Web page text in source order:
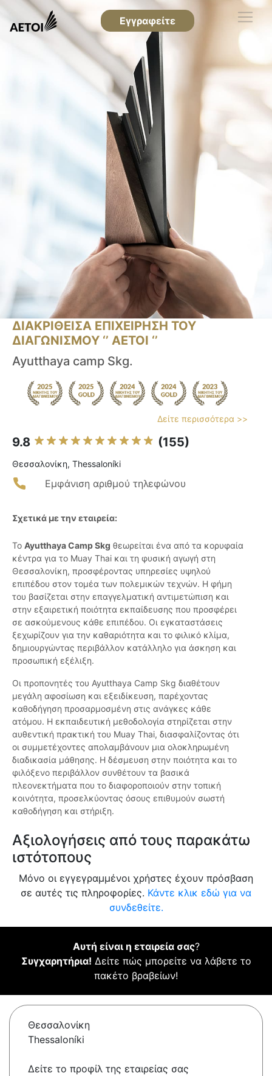
Εγγραφείτε
ΔΙΑΚΡΙΘΕΙΣΑ ΕΠΙΧΕΙΡΗΣΗ ΤΟΥ
ΔΙΑΓΩΝΙΣΜΟΥ ‘’ ΑΕΤΟΙ ‘’
Ayutthaya camp Skg.
Δείτε περισσότερα >>
9.8 (155)
Θεσσαλονίκη, Thessaloníki
Εμφάνιση αριθμού τηλεφώνου
Σχετικά με την εταιρεία:
Το Ayutthaya Camp Skg θεωρείται ένα από τα κορυφαία
κέντρα για το Muay Thai και τη φυσική αγωγή στη
Θεσσαλονίκη, προσφέροντας υπηρεσίες υψηλού
επιπέδου στον τομέα των πολεμικών τεχνών. Η φήμη
του βασίζεται στην επαγγελματική αντιμετώπιση και
στην εξαιρετική ποιότητα εκπαίδευσης που προσφέρει
σε ασκούμενους κάθε επιπέδου. Οι εγκαταστάσεις
ξεχωρίζουν για την καθαριότητα και το φιλικό κλίμα,
δημιουργώντας περιβάλλον κατάλληλο για άσκηση και
προσωπική εξέλιξη.
Οι προπονητές του Ayutthaya Camp Skg διαθέτουν
μεγάλη αφοσίωση και εξειδίκευση, παρέχοντας
καθοδήγηση προσαρμοσμένη στις ανάγκες κάθε
ατόμου. Η εκπαιδευτική μεθοδολογία στηρίζεται στην
αυθεντική πρακτική του Muay Thai, διασφαλίζοντας ότι
οι συμμετέχοντες απολαμβάνουν μια ολοκληρωμένη
διαδικασία μάθησης. Η δέσμευση στην ποιότητα και το
φιλόξενο περιβάλλον συνθέτουν τα βασικά
πλεονεκτήματα που το διαφοροποιούν στην τοπική
κοινότητα, προσελκύοντας όσους επιθυμούν σωστή
καθοδήγηση και στήριξη.
Αξιολογήσεις από τους παρακάτω
ιστότοπους
Μόνο οι εγγεγραμμένοι χρήστες έχουν πρόσβαση
σε αυτές τις πληροφορίες. Κάντε κλικ εδώ για να
συνδεθείτε.
Αυτή είναι η εταιρεία σας?
Συγχαρητήρια! Δείτε πώς μπορείτε να λάβετε το
πακέτο βραβείων!
Θεσσαλονίκη
Thessaloníki
Δείτε το προφίλ της εταιρείας σας